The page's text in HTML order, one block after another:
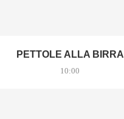
PETTOLE ALLA BIRRA
10:00